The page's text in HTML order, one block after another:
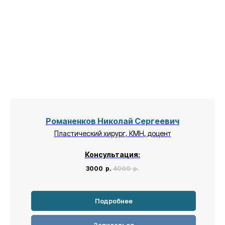
Романенков Николай Сергеевич
Пластический хирург, КМН, доцент
Консультация:
3000 р. 4000 р.
Подробнее